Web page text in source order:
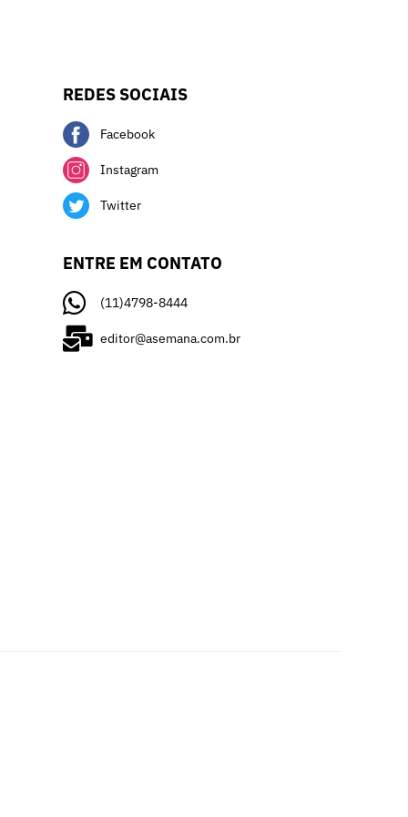
REDES SOCIAIS
Facebook
Instagram
Twitter
ENTRE EM CONTATO
(11)4798-8444
editor@asemana.com.br